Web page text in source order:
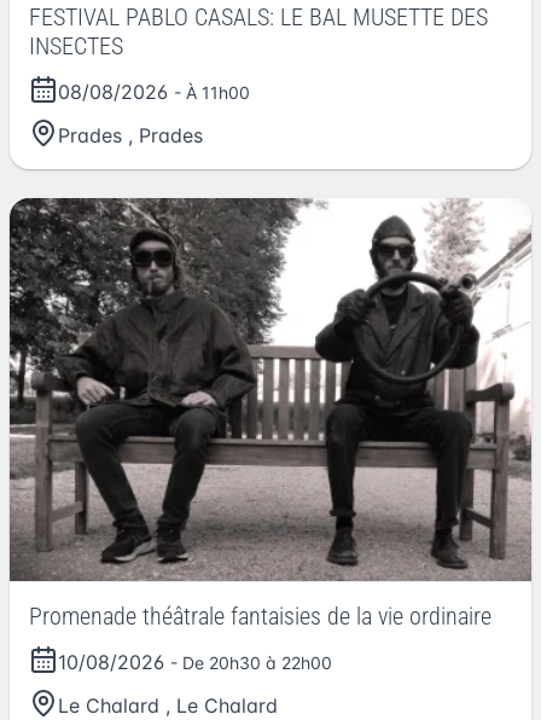
FESTIVAL PABLO CASALS: LE BAL MUSETTE DES
INSECTES
08/08/2026 - À 11h00
Prades , Prades
Promenade théâtrale fantaisies de la vie ordinaire
10/08/2026 - De 20h30 à 22h00
Le Chalard , Le Chalard